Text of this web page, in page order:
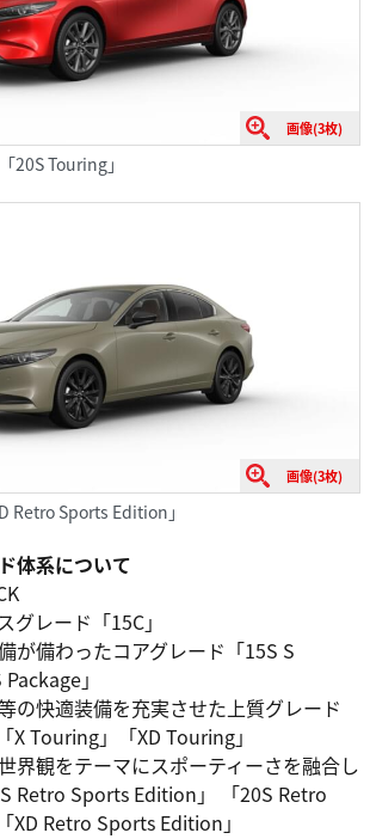
画像(3枚)
20S Touring」
画像(3枚)
Retro Sports Edition」
体系について
グレード「15C」
が備わったコアグレード「15S S
」
の快適装備を充実させた上質グレード
X Touring」「XD Touring」
界観をテーマにスポーティーさを融合し
Retro Sports Edition」 「20S Retro
Retro Sports Edition」